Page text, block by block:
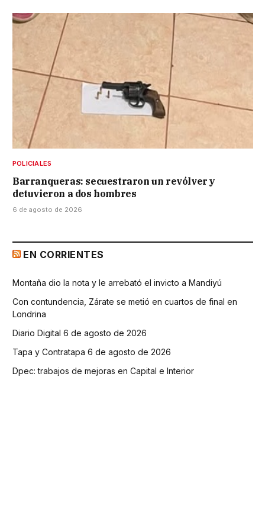
POLICIALES
Barranqueras: secuestraron un revólver y
detuvieron a dos hombres
6 de agosto de 2026
EN CORRIENTES
Montaña dio la nota y le arrebató el invicto a Mandiyú
Con contundencia, Zárate se metió en cuartos de final en
Londrina
Diario Digital 6 de agosto de 2026
Tapa y Contratapa 6 de agosto de 2026
Dpec: trabajos de mejoras en Capital e Interior